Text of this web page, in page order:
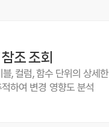
조 조회
, 컬럼, 함수 단위의 상세
하여 변경 영향도 분석